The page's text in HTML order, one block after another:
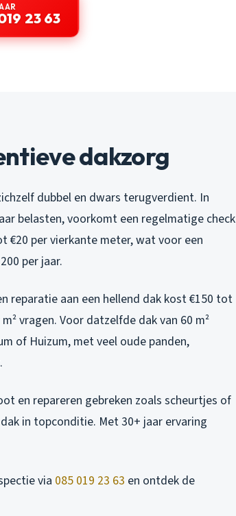
23 63
dakzorg
dubbel en dwars terugverdient. In
belasten, voorkomt een regelmatige check
€20 per vierkante meter, wat voor een
per jaar.
reparatie aan een hellend dak kost €150 tot
vragen. Voor datzelfde dak van 60 m²
of Huizum, met veel oude panden,
en repareren gebreken zoals scheurtjes of
in topconditie. Met 30+ jaar ervaring
via 085 019 23 63 en ontdek de